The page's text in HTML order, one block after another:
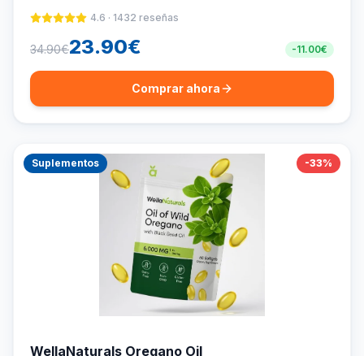
4.6 · 1432 reseñas
34.90€23.90€ -11.00€
Comprar ahora
Suplementos -33%
WellaNaturals Oregano Oil